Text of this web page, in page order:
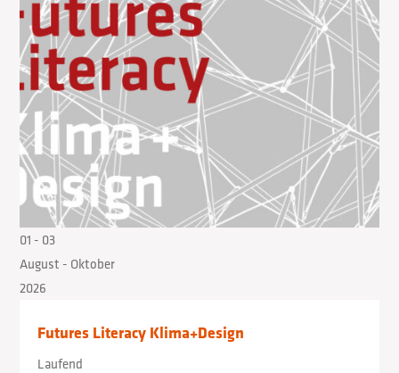
01 - 03
August - Oktober
2026
Futures Literacy Klima+Design
Laufend